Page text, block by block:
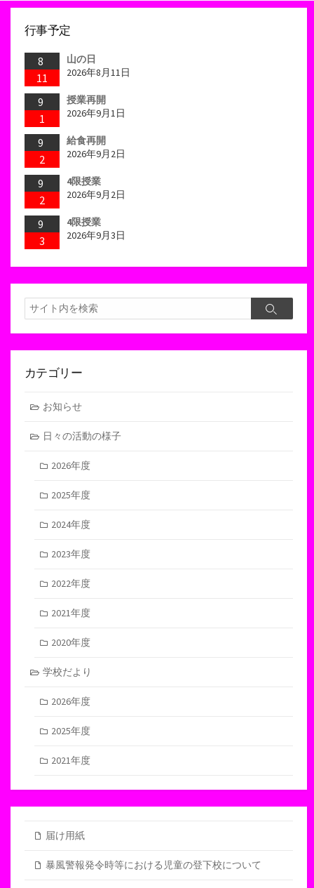
行事予定
8
11
山の日
2026年8月11日
9
1
授業再開
2026年9月1日
9
2
給食再開
2026年9月2日
9
2
4限授業
2026年9月2日
9
3
4限授業
2026年9月3日
検
索
検
カテゴリー
お知らせ
日々の活動の様子
2026年度
2025年度
2024年度
2023年度
2022年度
2021年度
2020年度
学校だより
2026年度
2025年度
2021年度
届け用紙
暴風警報発令時等における児童の登下校について